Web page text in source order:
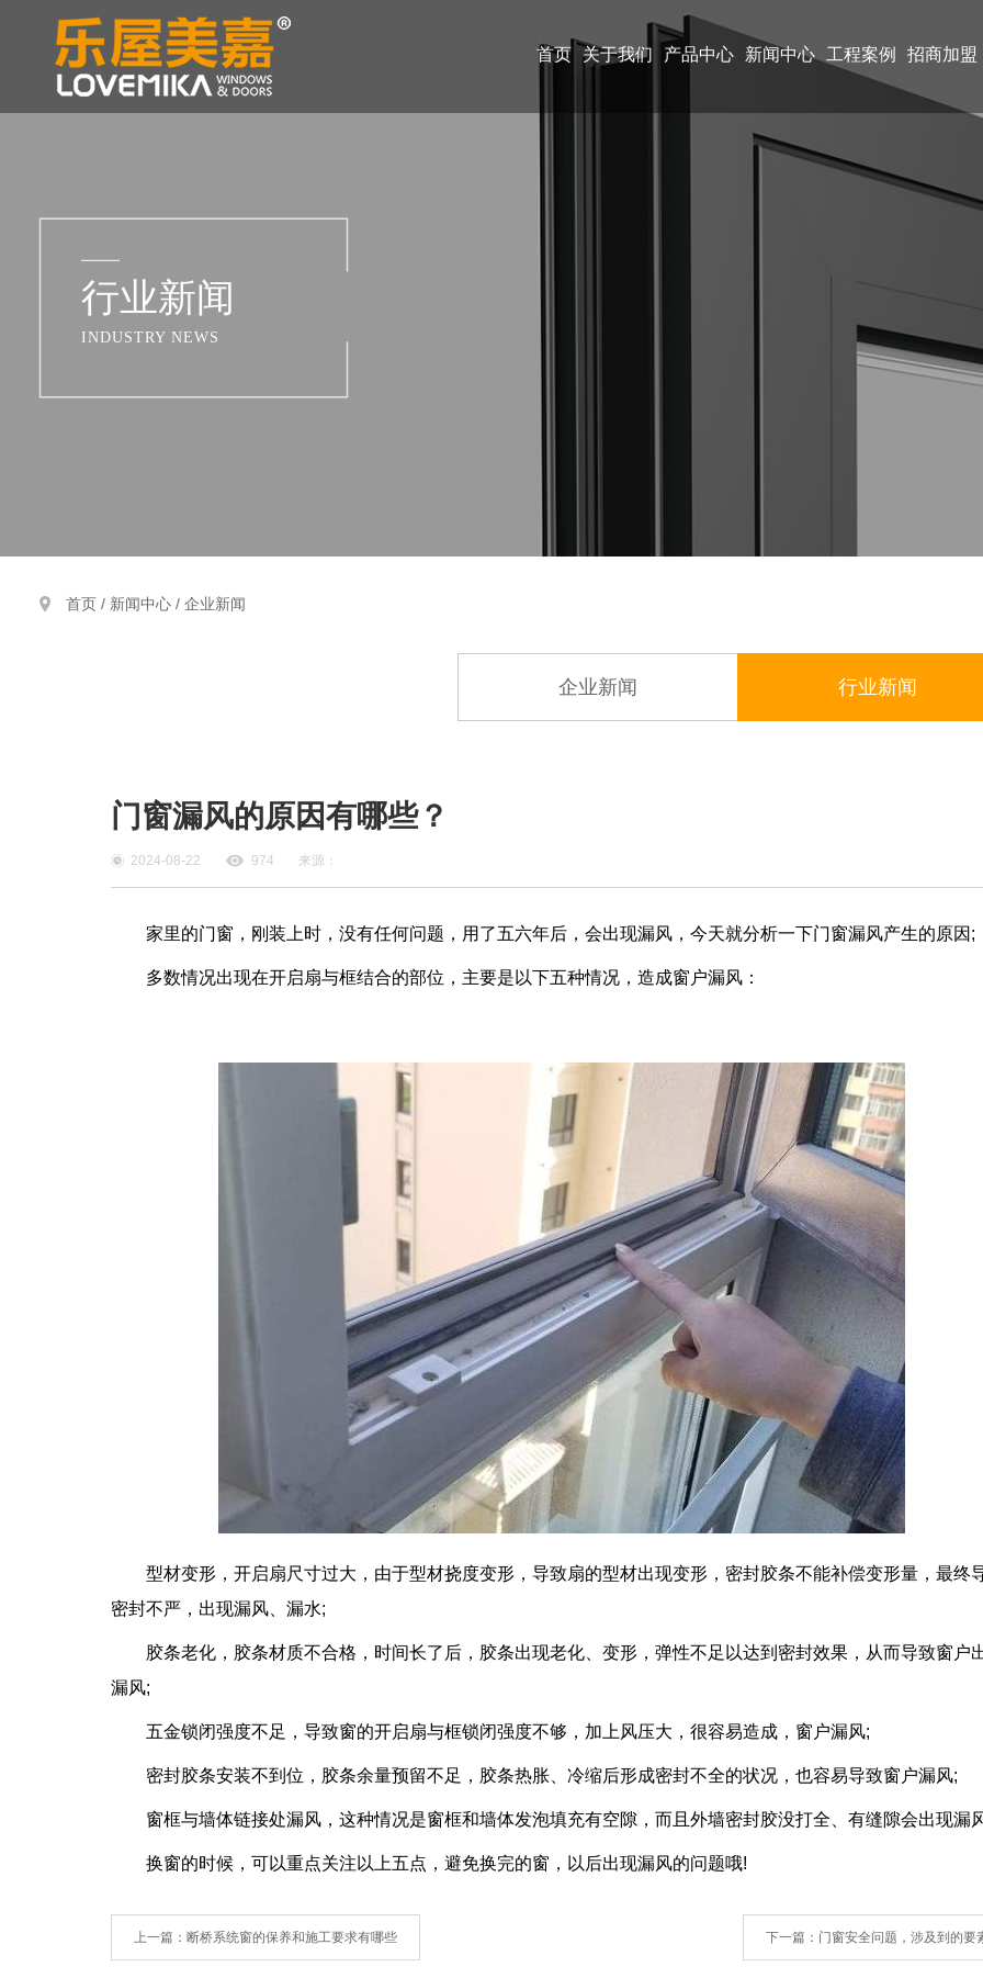
首页 关于我们 产品中心 新闻中心 工程案例 招商加盟
行业新闻
INDUSTRY NEWS
首页 / 新闻中心/ 企业新闻
企业新闻 行业新闻
门窗漏风的原因有哪些？
2024-08-22 974 来源：
家里的门窗，刚装上时，没有任何问题，用了五六年后，会出现漏风，今天就分析一下门窗漏风产生的原因;
多数情况出现在开启扇与框结合的部位，主要是以下五种情况，造成窗户漏风：
型材变形，开启扇尺寸过大，由于型材挠度变形，导致扇的型材出现变形，密封胶条不能补偿变形量，最终
密封不严，出现漏风、漏水;
胶条老化，胶条材质不合格，时间长了后，胶条出现老化、变形，弹性不足以达到密封效果，从而导致窗户
漏风;
五金锁闭强度不足，导致窗的开启扇与框锁闭强度不够，加上风压大，很容易造成，窗户漏风;
密封胶条安装不到位，胶条余量预留不足，胶条热胀、冷缩后形成密封不全的状况，也容易导致窗户漏风;
窗框与墙体链接处漏风，这种情况是窗框和墙体发泡填充有空隙，而且外墙密封胶没打全、有缝隙会出现漏
换窗的时候，可以重点关注以上五点，避免换完的窗，以后出现漏风的问题哦!
上一篇：断桥系统窗的保养和施工要求有哪些 下一篇 ：门窗安全问题，涉及到的要